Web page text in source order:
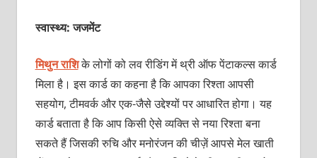
स्वास्थ्य: जजमेंट
मिथुन राशिके लोगों को लव रीडिंग में थ्री ऑफ पेंटाकल्‍स कार्ड
मिला है। इस कार्ड का कहना है कि आपका रिश्‍ता आपसी
सहयोग, टीमवर्क और एक-जैसे उद्देश्‍यों पर आधारित होगा। यह
कार्ड बताता है कि आप किसी ऐसे व्‍यक्‍ति से नया रिश्‍ता बना
सकते हैं जिसकी रुचि और मनोरंजन की चीज़ें आपसे मेल खाती